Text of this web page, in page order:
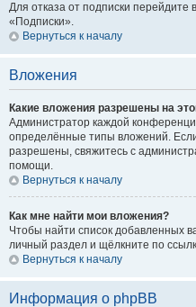
Для отказа от подписки
«Подписки».
Вернуться к началу
Вложения
Какие вложения разрешены на
Администратор каждой
определённые типы вложений.
разрешены, свяжитесь с
помощи.
Вернуться к началу
Как мне найти мои вложения?
Чтобы найти список добавленных
личный раздел и щёлкните по
Вернуться к началу
Информация о phpBB